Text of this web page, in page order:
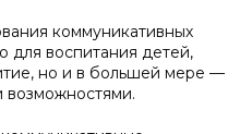
коммуникативных
для воспитания детей,
но и в большей мере —
возможностями.